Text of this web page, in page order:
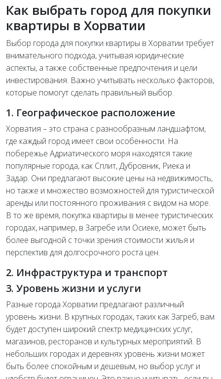
Как выбрать город для покупки
квартиры в Хорватии
Выбор города для покупки квартиры в Хорватии требует
внимательного подхода, учитывая юридические
аспекты, а также собственные предпочтения и цели
инвестирования. Важно учитывать несколько факторов,
которые помогут сделать правильный выбор.
1. Географическое расположение
Хорватия – это страна с разнообразным ландшафтом,
где каждый город имеет свои особенности. На
побережье Адриатического моря находятся такие
популярные города, как Сплит, Дубровник, Риека и
Задар. Они предлагают высокие цены на недвижимость,
но также и множество возможностей для туристической
аренды или постоянного проживания с видом на море.
В то же время, покупка квартиры в менее туристических
городах, например, в Загребе или Осиеке, может быть
более выгодной с точки зрения стоимости жилья и
перспектив для долгосрочного роста цен.
2. Инфраструктура и транспорт
3. Уровень жизни и услуги
Разные города Хорватии предлагают различный
уровень жизни. В крупных городах, таких как Загреб, вам
будет доступен широкий спектр медицинских услуг,
магазинов, ресторанов и культурных мероприятий. В
небольших городах и деревнях уровень жизни может
быть более спокойным и дешевым, но выбор услуг и